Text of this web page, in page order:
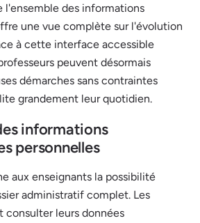
l'ensemble des informations
une vue complète sur l'évolution
à cette interface accessible
peuvent désormais
démarches sans contraintes
grandement leur quotidien.
informations
personnelles
aux enseignants la possibilité
administratif complet. Les
consulter leurs données